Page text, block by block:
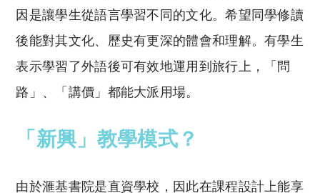
因是讓學生從語言學習不同的文化。希望同學修讀
後能對其文化、歷史有更深的體會和理解。有學生
表示學習了外語後可有效地運用到旅行上，「問
路」、「講價」都能大派用場。
「新興」教學模式？
由於滙基書院是直資學校，因此在課程設計上能享